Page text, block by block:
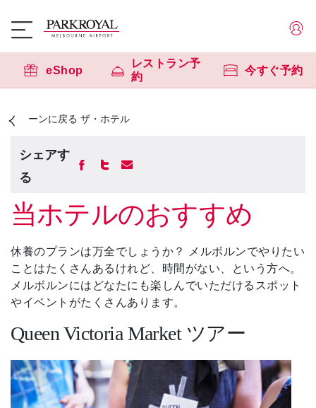
eShop
レストラン予
約
今すぐ予約
ーンに戻る ザ・ホテル
シェアす
る
当ホテルのおすすめ
休養のプランは万全でしょうか？ メルボルンでやりたい
ことはたくさんあるけれど、時間がない、という方へ。
メルボルンにはどなたにも楽しんでいただけるスポット
やイベントがたくさんあります。
Queen Victoria Market ツアー